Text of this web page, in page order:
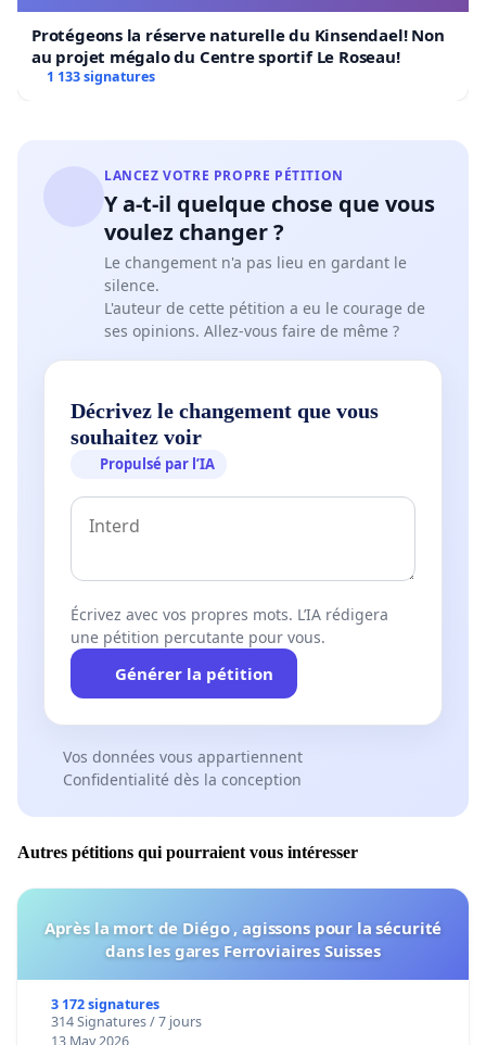
Protégeons la réserve naturelle du Kinsendael! Non
au projet mégalo du Centre sportif Le Roseau!
1 133 signatures
LANCEZ VOTRE PROPRE PÉTITION
Y a-t-il quelque chose que vous
voulez changer ?
Le changement n'a pas lieu en gardant le
silence.
L'auteur de cette pétition a eu le courage de
ses opinions. Allez-vous faire de même ?
Décrivez le changement que vous
souhaitez voir
Propulsé par l’IA
Écrivez avec vos propres mots. L’IA rédigera
une pétition percutante pour vous.
Générer la pétition
Vos données vous appartiennent
Confidentialité dès la conception
Autres pétitions qui pourraient vous intéresser
Après la mort de Diégo , agissons pour la sécurité
dans les gares Ferroviaires Suisses
3 172 signatures
314 Signatures / 7 jours
13 May 2026